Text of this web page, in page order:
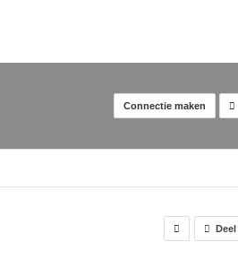
Connectie maken
Deel